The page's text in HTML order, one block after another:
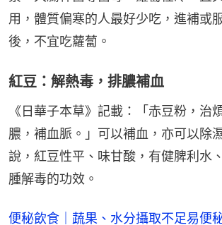
用，體質偏寒的人最好少吃，進補或
後，不宜吃蘿蔔。
紅豆：解熱毒，排膿補血
《日華子本草》記載：「赤豆粉，治
膿，補血脈。」可以補血，亦可以除
說，紅豆性平、味甘酸，有健脾利水
腫解毒的功效。
便秘飲食｜蔬果、水分攝取不足易便